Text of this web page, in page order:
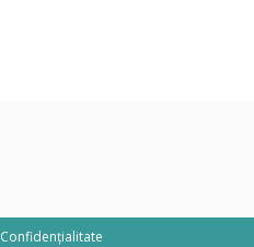
Confidențialitate